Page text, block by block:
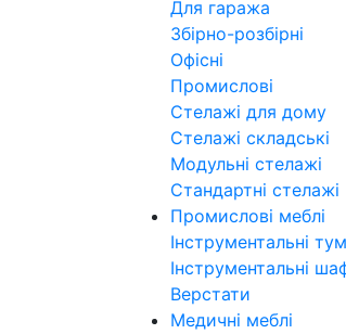
Для гаража
Збірно-розбірні
Офісні
Промислові
Стелажі для дому
Стелажі складські
Модульні стелажі
Стандартні стелажі
Промислові меблі
Інструментальні
Інструментальні
Верстати
Медичні меблі